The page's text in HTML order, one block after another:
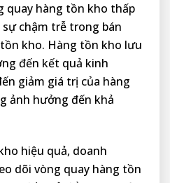
quay hàng tồn kho thấp
chậm trễ trong bán
kho. Hàng tồn kho lưu
đến kết quả kinh
giảm giá trị của hàng
ảnh hưởng đến khả
hiệu quả, doanh
dõi vòng quay hàng tồn